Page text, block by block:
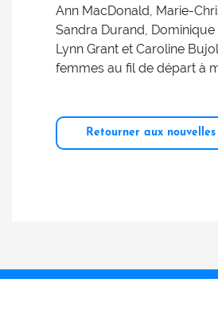
Ann MacDonald, Marie-
Sandra Durand,
Lynn Grant et Caroline
femmes au fil de départ à
Retourner aux nouvelles